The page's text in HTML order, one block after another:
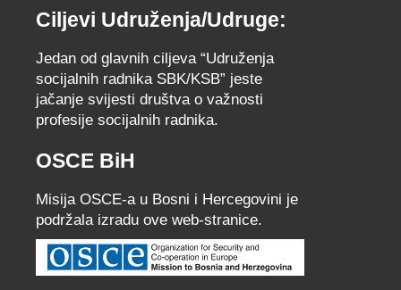
Ciljevi Udruženja/Udruge:
Jedan od glavnih ciljeva “Udruženja
socijalnih radnika SBK/KSB” jeste
jačanje svijesti društva o važnosti
profesije socijalnih radnika.
OSCE BiH
Misija OSCE-a u Bosni i Hercegovini je
podržala izradu ove web-stranice.